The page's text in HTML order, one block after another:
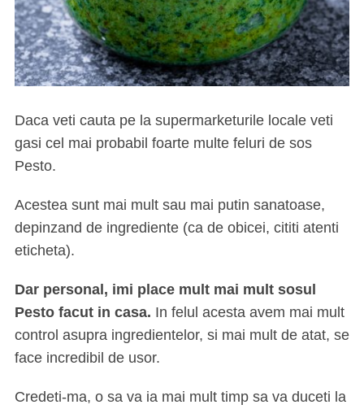
Daca veti cauta pe la supermarketurile locale veti
gasi cel mai probabil foarte multe feluri de sos
Pesto.
Acestea sunt mai mult sau mai putin sanatoase,
depinzand de ingrediente (ca de obicei, cititi atenti
eticheta).
Dar personal, imi place mult mai mult sosul
Pesto facut in casa. In felul acesta avem mai mult
control asupra ingredientelor, si mai mult de atat, se
face incredibil de usor.
Credeti-ma, o sa va ia mai mult timp sa va duceti la